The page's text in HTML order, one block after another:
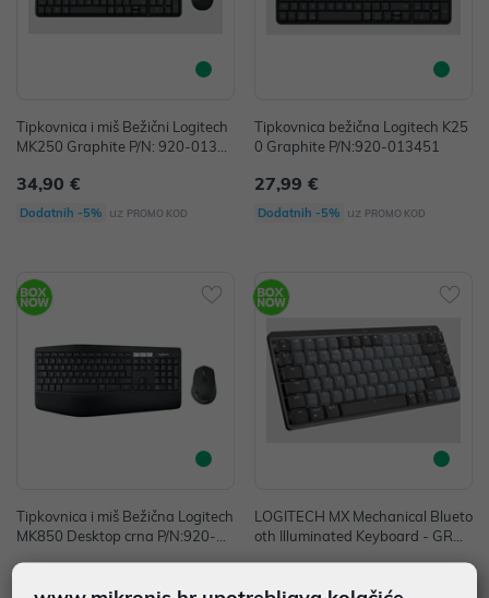
Tipkovnica i miš Bežični Logitech
MK250 Graphite P/N: 920-01351
34,90 €
Dodatnih -5% uz PROMO KOD
Tipkovnica bežična Logitech K25
0 Graphite P/N:920-013451
27,99 €
Dodatnih -5% uz PROMO KOD
Tipkovnica i miš Bežična Logitech
MK850 Desktop crna P/N:920-00
149,00 €
LOGITECH MX Mechanical Blueto
oth Illuminated Keyboard - GRAP